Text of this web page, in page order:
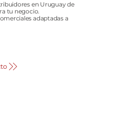
en Uruguay de
tu negocio.
adaptadas a